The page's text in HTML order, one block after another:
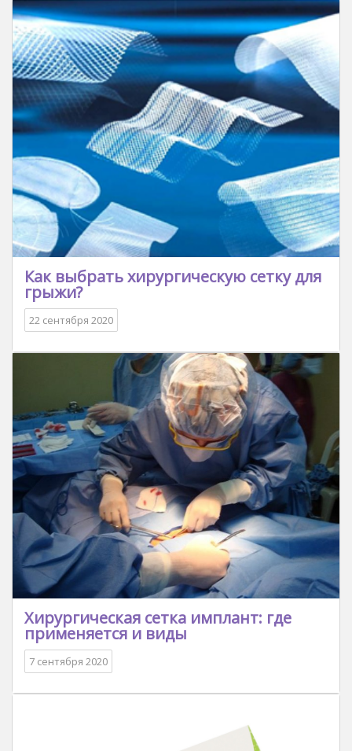
Как выбрать хирургическую сетку для
грыжи?
22 сентября 2020
Хирургическая сетка имплант: где
применяется и виды
7 сентября 2020